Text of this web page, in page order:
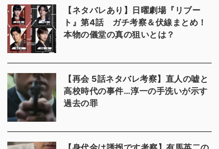
【ネタバレあり】日曜劇場『リブー
ト』第4話 ガチ考察＆伏線まとめ！
本物の儀堂の真の狙いとは？
【再会 5話ネタバレ考察】直人の嘘と
高校時代の事件…淳一の手洗いが示す
過去の罪